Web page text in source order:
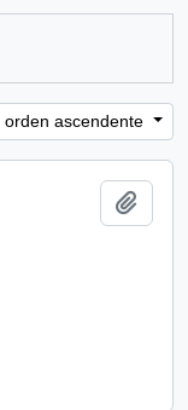
orden ascendente